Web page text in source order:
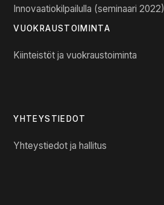
Innovaatiokilpailulla (seminaari 2022)
VUOKRAUSTOIMINTA
Kiinteistöt ja vuokraustoiminta
YHTEYSTIEDOT
Yhteystiedot ja hallitus